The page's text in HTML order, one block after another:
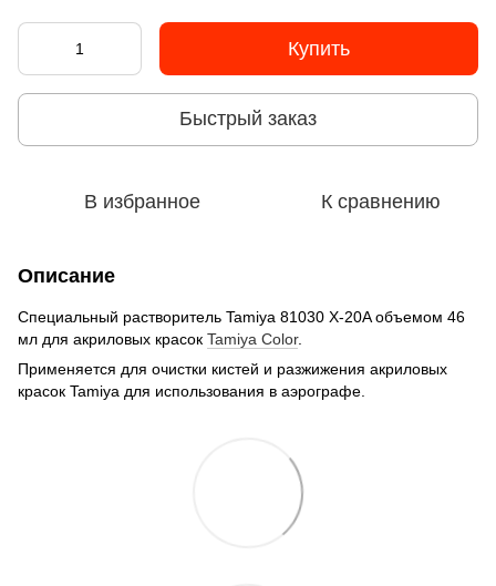
Купить
Быстрый заказ
В избранное К сравнению
Описание
Специальный растворитель Tamiya 81030 X-20A объемом 46
мл для акриловых красок Tamiya Color.
Применяется для очистки кистей и разжижения акриловых
красок Tamiya для использования в аэрографе.